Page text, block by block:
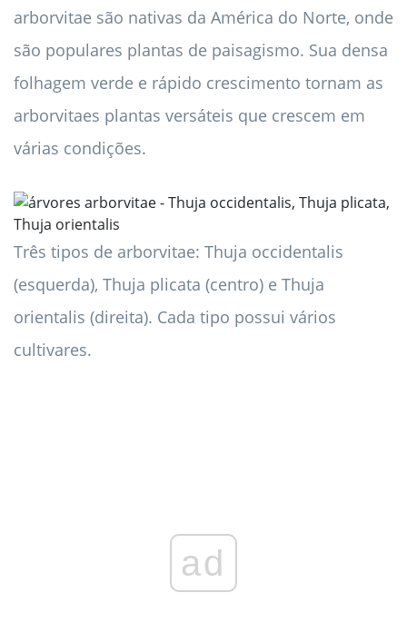
arborvitae são nativas da América do Norte, onde
são populares plantas de paisagismo. Sua densa
folhagem verde e rápido crescimento tornam as
arborvitaes plantas versáteis que crescem em
várias condições.
Três tipos de arborvitae: Thuja occidentalis
(esquerda), Thuja plicata (centro) e Thuja
orientalis (direita). Cada tipo possui vários
cultivares.
ad